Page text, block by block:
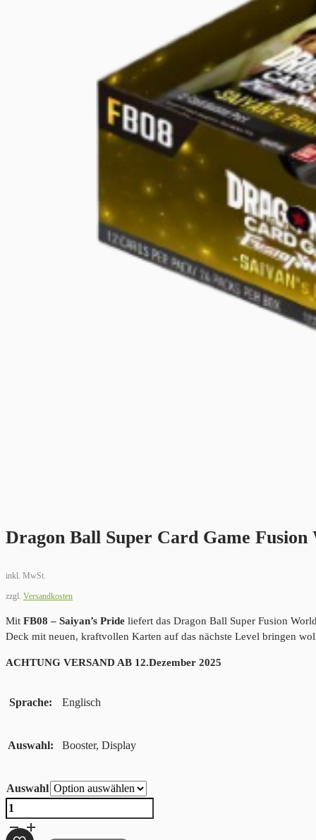
Dragon Ball Super Card Game Fusion
inkl. MwSt.
zzgl. Versandkosten
Mit FB08 – Saiyan’s Pride liefert das Dragon Ball Super Fusion
Deck mit neuen, kraftvollen Karten auf das nächste Level bringen
ACHTUNG VERSAND AB 12.Dezember 2025
Sprache Englisch
Auswahl Booster, Display
Auswahl
Dragon
Ball